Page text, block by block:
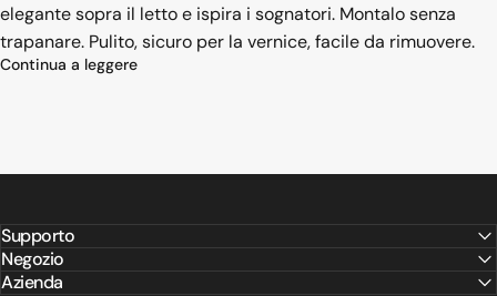
elegante sopra il letto e ispira i sognatori. Montalo senza
trapanare. Pulito, sicuro per la vernice, facile da rimuovere.
Continua a leggeresu Come arredare una camera da letto. Idee
Supporto
Negozio
Azienda